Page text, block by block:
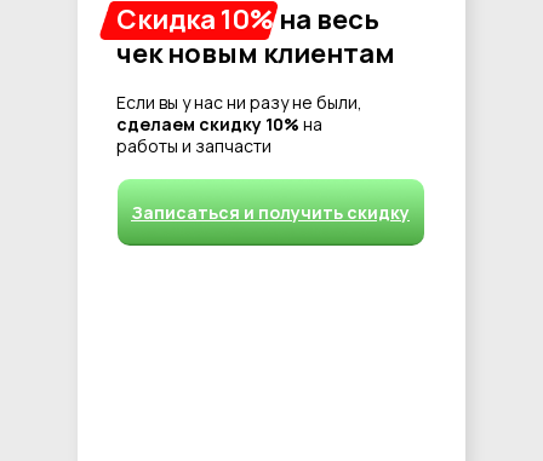
Записаться и получить скидку
Если вы у нас ни разу не были,
сделаем скидку 10% на
работы и запчасти
Скидка 10%на весь
чек новым клиентам